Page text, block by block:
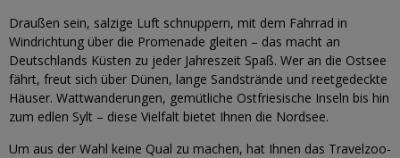
Draußen sein, salzige Luft schnuppern, mit dem Fahrrad in
Windrichtung über die Promenade gleiten – das macht an
Deutschlands Küsten zu jeder Jahreszeit Spaß. Wer an die Ostsee
fährt, freut sich über Dünen, lange Sandstrände und reetgedeckte
Häuser. Wattwanderungen, gemütliche Ostfriesische Inseln bis hin
zum edlen Sylt – diese Vielfalt bietet Ihnen die Nordsee.
Um aus der Wahl keine Qual zu machen, hat Ihnen das Travelzoo-